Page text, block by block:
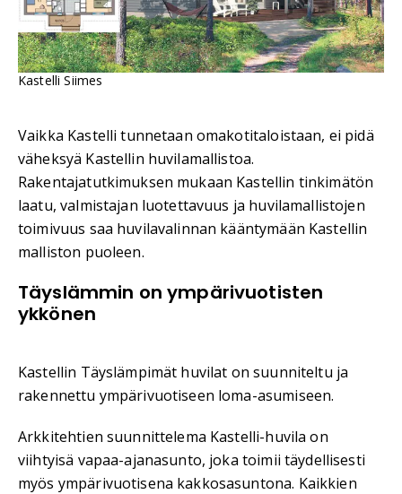
Kastelli Siimes
Vaikka Kastelli tunnetaan omakotitaloistaan, ei pidä
väheksyä Kastellin huvilamallistoa.
Rakentajatutkimuksen mukaan Kastellin tinkimätön
laatu, valmistajan luotettavuus ja huvilamallistojen
toimivuus saa huvilavalinnan kääntymään Kastellin
malliston puoleen.
Täyslämmin on ympärivuotisten
ykkönen
Kastellin Täyslämpimät huvilat on suunniteltu ja
rakennettu ympärivuotiseen loma-asumiseen.
Arkkitehtien suunnittelema Kastelli-huvila on
viihtyisä vapaa-ajanasunto, joka toimii täydellisesti
myös ympärivuotisena kakkosasuntona. Kaikkien